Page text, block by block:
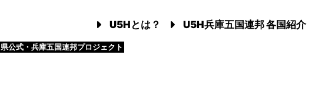
U5Hとは？ U5H兵庫五国連邦 各国紹介
県公式・兵庫五国連邦プロジェクト